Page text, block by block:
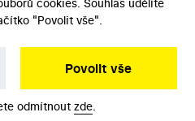
"Povolit vše".
Povolit vše
odmítnout zde